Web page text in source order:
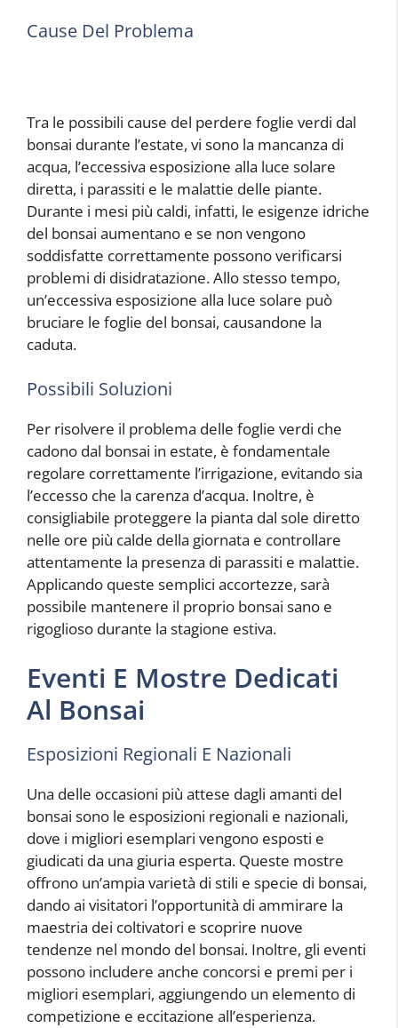
Cause Del Problema
Tra le possibili cause del perdere foglie verdi dal
bonsai durante l’estate, vi sono la mancanza di
acqua, l’eccessiva esposizione alla luce solare
diretta, i parassiti e le malattie delle piante.
Durante i mesi più caldi, infatti, le esigenze idriche
del bonsai aumentano e se non vengono
soddisfatte correttamente possono verificarsi
problemi di disidratazione. Allo stesso tempo,
un’eccessiva esposizione alla luce solare può
bruciare le foglie del bonsai, causandone la
caduta.
Possibili Soluzioni
Per risolvere il problema delle foglie verdi che
cadono dal bonsai in estate, è fondamentale
regolare correttamente l’irrigazione, evitando sia
l’eccesso che la carenza d’acqua. Inoltre, è
consigliabile proteggere la pianta dal sole diretto
nelle ore più calde della giornata e controllare
attentamente la presenza di parassiti e malattie.
Applicando queste semplici accortezze, sarà
possibile mantenere il proprio bonsai sano e
rigoglioso durante la stagione estiva.
Eventi E Mostre Dedicati
Al Bonsai
Esposizioni Regionali E Nazionali
Una delle occasioni più attese dagli amanti del
bonsai sono le esposizioni regionali e nazionali,
dove i migliori esemplari vengono esposti e
giudicati da una giuria esperta. Queste mostre
offrono un’ampia varietà di stili e specie di bonsai,
dando ai visitatori l’opportunità di ammirare la
maestria dei coltivatori e scoprire nuove
tendenze nel mondo del bonsai. Inoltre, gli eventi
possono includere anche concorsi e premi per i
migliori esemplari, aggiungendo un elemento di
competizione e eccitazione all’esperienza.